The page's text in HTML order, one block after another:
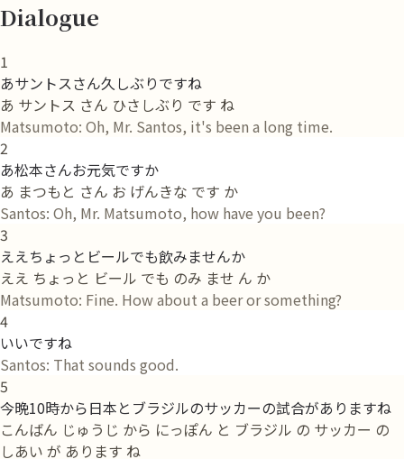
Dialogue
1
あサントスさん久しぶりですね
あ サントス さん ひさしぶり です ね
Matsumoto: Oh, Mr. Santos, it's been a long time.
2
あ松本さんお元気ですか
あ まつもと さん お げんきな です か
Santos: Oh, Mr. Matsumoto, how have you been?
3
ええちょっとビールでも飲みませんか
ええ ちょっと ビール でも のみ ませ ん か
Matsumoto: Fine. How about a beer or something?
4
いいですね
Santos: That sounds good.
5
今晩10時から日本とブラジルのサッカーの試合がありますね
こんばん じゅうじ から にっぽん と ブラジル の サッカー の
しあい が あります ね